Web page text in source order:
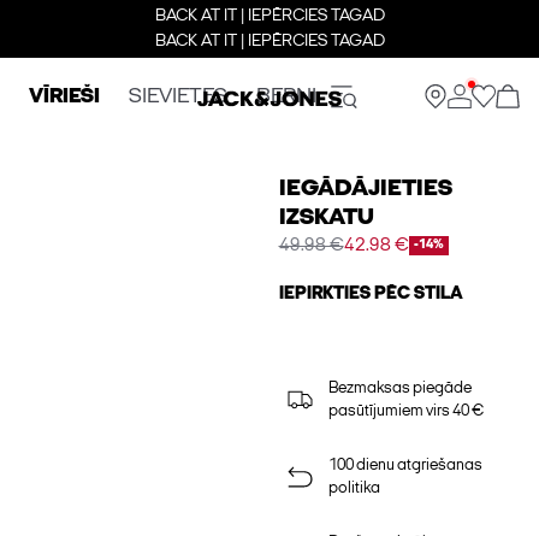
BACK AT IT | IEPĒRCIES TAGAD
BACK AT IT | IEPĒRCIES TAGAD
VĪRIEŠI SIEVIETES BERNI
IEGĀDĀJIETIES
IZSKATU
49.98 €42.98 € -14%
IEPIRKTIES PĒC STILA
Bezmaksas piegāde
pasūtījumiem virs 40 €
100 dienu atgriešanas
politika